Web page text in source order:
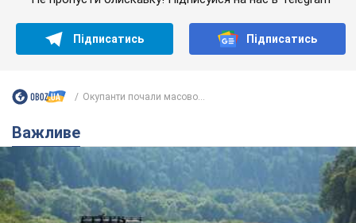
Підписатись Підписатись
Окупанти почали масово...
Важливе